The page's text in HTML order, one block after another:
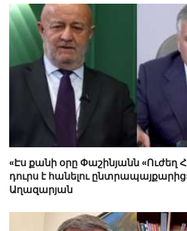
«Էս քանի օրը Փաշինյանն
դուրս է հանելու
Աղազարյան